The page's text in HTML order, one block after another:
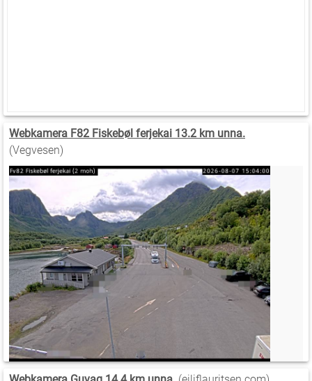
Webkamera F82 Fiskebøl ferjekai 13.2 km unna.
(Vegvesen)